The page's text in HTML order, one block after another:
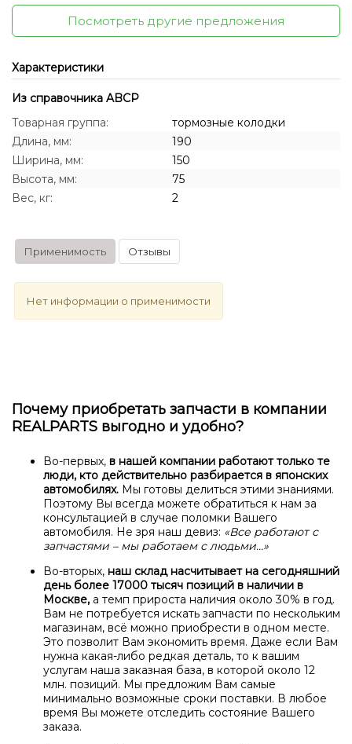
Посмотреть другие предложения
Характеристики
Из справочника ABCP
Товарная группа:
тормозные колодки
Длина, мм:
190
Ширина, мм:
150
Высота, мм:
75
Вес, кг:
2
Применимость Отзывы
Нет информации о применимости
Почему приобретать запчасти в компании
REALPARTS выгодно и удобно?
Во-первых, в нашей компании работают только те
люди, кто действительно разбирается в японских
автомобилях. Мы готовы делиться этими знаниями.
Поэтому Вы всегда можете обратиться к нам за
консультацией в случае поломки Вашего
автомобиля. Не зря наш девиз: «Все работают с
запчастями – мы работаем с людьми…»
Во-вторых, наш склад насчитывает на сегодняшний
день более 17000 тысяч позиций в наличии в
Москве, а темп прироста наличия около 30% в год.
Вам не потребуется искать запчасти по нескольким
магазинам, всё можно приобрести в одном месте.
Это позволит Вам экономить время. Даже если Вам
нужна какая-либо редкая деталь, то к вашим
услугам наша заказная база, в которой около 12
млн. позиций. Мы предложим Вам самые
минимально возможные сроки поставки. В любое
время Вы можете отследить состояние Вашего
заказа.